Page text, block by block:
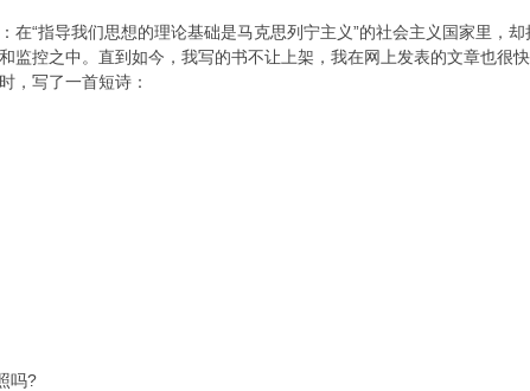
“指导我们思想的理论基础是马克思列宁主义”的社会主义国家里，
监控之中。直到如今，我写的书不让上架，我在网上发表的文章也很
写了一首短诗：
吗?